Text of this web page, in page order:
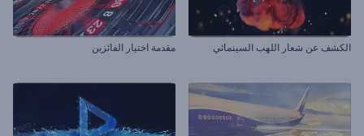
الكشف عن شعار اللهب السينمائي مقدمة اختيار الفائزين